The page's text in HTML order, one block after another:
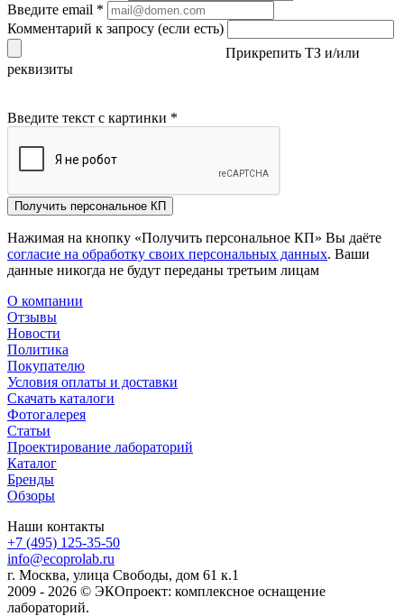
Введите email *
Комментарий к запросу (если есть)
Прикрепить ТЗ и/или
реквизиты
Введите текст с картинки *
Получить персональное КП
Нажимая на кнопку «Получить персональное КП» Вы даёте
согласие на обработку своих персональных данных. Ваши
данные никогда не будут переданы третьим лицам
О компании
Отзывы
Новости
Политика
Покупателю
Условия оплаты и доставки
Скачать каталоги
Фотогалерея
Статьи
Проектирование лабораторий
Каталог
Бренды
Обзоры
Наши контакты
+7 (495) 125-35-50
info@ecoprolab.ru
г. Москва, улица Свободы, дом 61 к.1
2009 - 2026 © ЭКОпроект: комплексное оснащение
лабораторий.